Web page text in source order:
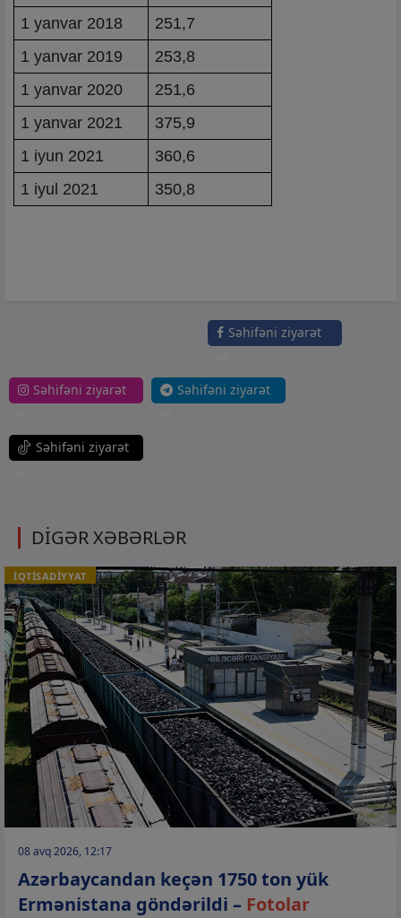
1 yanvar 2018
251,7
1 yanvar 2019
253,8
1 yanvar 2020
251,6
1 yanvar 2021
375,9
1 iyun 2021
360,6
1 iyul 2021
350,8
Səhifəni ziyarət
Səhifəni ziyarət
Səhifəni ziyarət
Səhifəni ziyarət
DİGƏR XƏBƏRLƏR
İQTİSADİYYAT
08 avq 2026, 12:17
Azərbaycandan keçən 1750 ton yük
Ermənistana göndərildi – Fotolar